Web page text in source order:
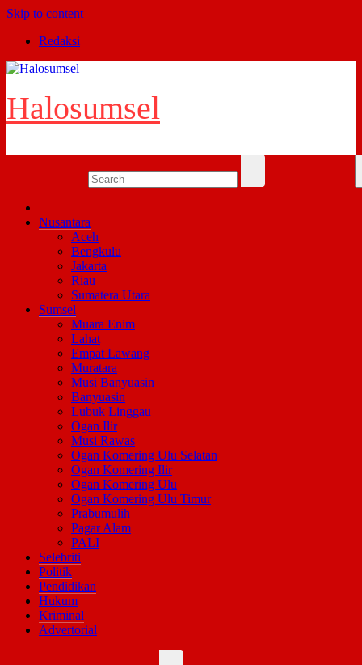
Skip to content
Redaksi
Halosumsel
Nusantara
Aceh
Bengkulu
Jakarta
Riau
Sumatera Utara
Sumsel
Muara Enim
Lahat
Empat Lawang
Muratara
Musi Banyuasin
Banyuasin
Lubuk Linggau
Ogan Ilir
Musi Rawas
Ogan Komering Ulu Selatan
Ogan Komering Ilir
Ogan Komering Ulu
Ogan Komering Ulu Timur
Prabumulih
Pagar Alam
PALI
Selebriti
Politik
Pendidikan
Hukum
Kriminal
Advertorial